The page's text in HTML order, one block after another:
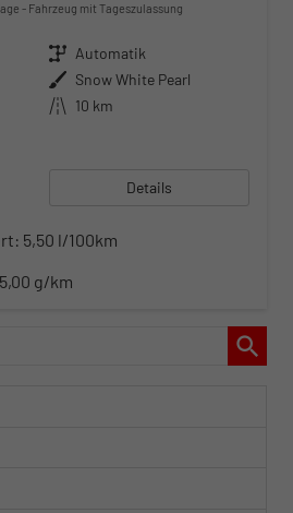
Fahrzeug mit Tageszulassung
Getriebe Automatik
Außenfarbe Snow White Pearl
Kilometerstand 10 km
Details
5,50 l/100km
g/km